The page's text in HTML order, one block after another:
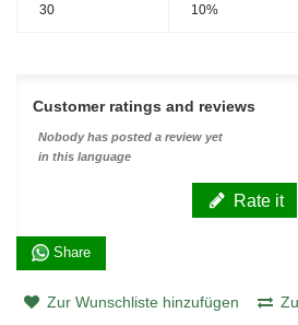
30 10%
Customer ratings and reviews
Nobody has posted a review yet
in this language
Rate it
Share
Zur Wunschliste hinzufügen